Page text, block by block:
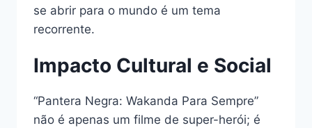
se abrir para o mundo é um tema
recorrente.
Impacto Cultural e Social
“Pantera Negra: Wakanda Para Sempre”
não é apenas um filme de super-herói; é